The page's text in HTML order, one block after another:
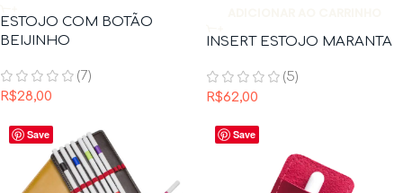
ESTOJO COM BOTÃO
BEIJINHO
(7)
R$28,00
INSERT ESTOJO MARANTA
(5)
R$62,00
Save Save